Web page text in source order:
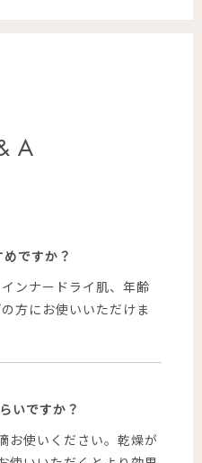
A
ですか？
ンナードライ肌、年齢
方にお使いいただけま
いですか？
お使いください。乾燥が